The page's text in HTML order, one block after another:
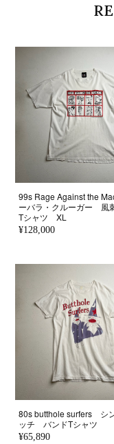
99s Rage Against the
ーバラ・クルーガー 風
Tシャツ XL
¥128,000
80s butthole surfers シ
ッチ バンドTシャツ
¥65,890